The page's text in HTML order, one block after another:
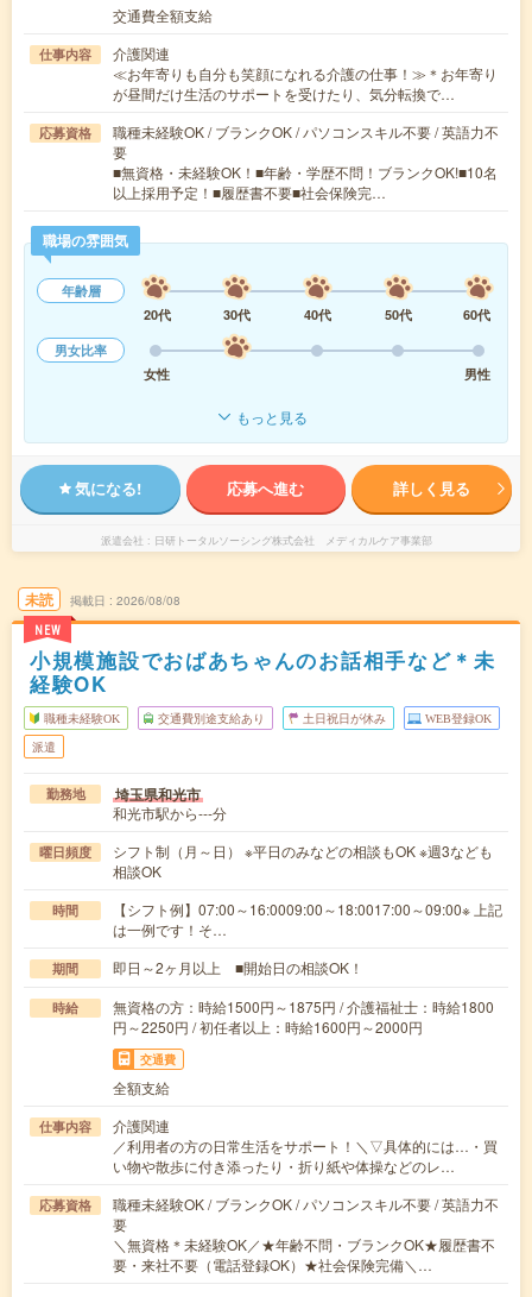
交通費全額支給
仕事内容
介護関連
≪お年寄りも自分も笑顔になれる介護の仕事！≫＊お年寄り
が昼間だけ生活のサポートを受けたり、気分転換で…
応募資格
職種未経験OK / ブランクOK / パソコンスキル不要 / 英語力不
要
■無資格・未経験OK！■年齢・学歴不問！ブランクOK!■10名
以上採用予定！■履歴書不要■社会保険完…
職場の雰囲気
年齢層
20代
30代 40代 50代
60代
男女比率
女性
男性
もっと見る
気になる! 応募へ進む 詳しく見る
派遣会社 日研トータルソーシング株式会社 メディカルケア事業部
未読
NEW
掲載日 2026/08/08
小規模施設でおばあちゃんのお話相手など＊未
経験OK
職種未経験OK 交通費別途支給あり 土日祝日が休み WEB登録OK
派遣
勤務地 埼玉県和光市
和光市駅から---分
曜日頻度
シフト制（月～日） ※平日のみなどの相談もOK ※週3なども
相談OK
時間
【シフト例】07:00～16:0009:00～18:0017:00～09:00※ 上記
は一例です！そ…
期間 即日～2ヶ月以上 ■開始日の相談OK！
時給
無資格の方：時給1500円～1875円 / 介護福祉士：時給1800
円～2250円 / 初任者以上：時給1600円～2000円
交通費
全額支給
仕事内容
介護関連
／利用者の方の日常生活をサポート！＼▽具体的には…・買
い物や散歩に付き添ったり・折り紙や体操などのレ…
応募資格
職種未経験OK / ブランクOK / パソコンスキル不要 / 英語力不
要
＼無資格＊未経験OK／★年齢不問・ブランクOK★履歴書不
要・来社不要（電話登録OK）★社会保険完備＼…